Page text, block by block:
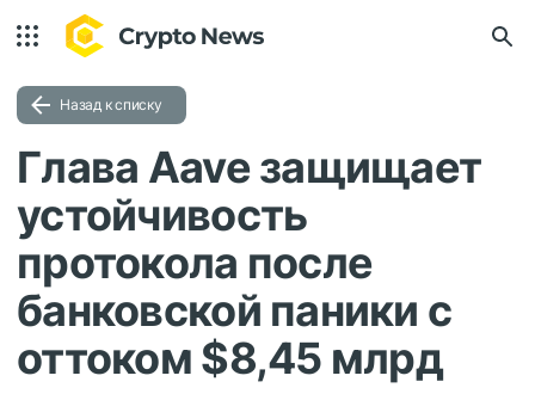
Назад к списку
Глава Aave защищает
устойчивость
протокола после
банковской паники с
оттоком $8,45 млрд